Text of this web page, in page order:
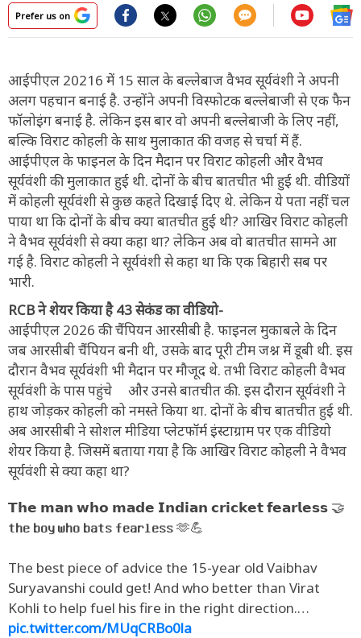
Prefer us on
आईपीएल 20216 में 15 साल के बल्लेबाज वैभव सूर्यवंशी ने अपनी
अलग पहचान बनाई है. उन्होंने अपनी विस्फोटक बल्लेबाजी से एक फैन
फॉलोइंग बनाई है. लेकिन इस बार वो अपनी बल्लेबाजी के लिए नहीं,
बल्कि विराट कोहली के साथ मुलाकात की वजह से चर्चा में हैं.
आईपीएल के फाइनल के दिन मैदान पर विराट कोहली और वैभव
सूर्यवंशी की मुलाकात हुई थी. दोनों के बीच बातचीत भी हुई थी. वीडियों
में कोहली सूर्यवंशी से कुछ कहते दिखाई दिए थे. लेकिन ये पता नहीं चल
पाया था कि दोनों के बीच क्या बातचीत हुई थी? आखिर विराट कोहली
ने वैभव सूर्यवंशी से क्या कहा था? लेकिन अब वो बातचीत सामने आ
गई है. विराट कोहली ने सूर्यवंशी से कहा था कि एक बिहारी सब पर
भारी.
RCB ने शेयर किया है 43 सेकंड का वीडियो-
आईपीएल 2026 की चैंपियन आरसीबी है. फाइनल मुकाबले के दिन
जब आरसीबी चैंपियन बनी थी, उसके बाद पूरी टीम जश्न में डूबी थी. इस
दौरान वैभव सूर्यवंशी भी मैदान पर मौजूद थे. तभी विराट कोहली वैभव
सूर्यवंशी के पास पहुंचे और उनसे बातचीत की. इस दौरान सूर्यवंशी ने
हाथ जोड़कर कोहली को नमस्ते किया था. दोनों के बीच बातचीत हुई थी.
अब आरसीबी ने सोशल मीडिया प्लेटफॉर्म इंस्टाग्राम पर एक वीडियो
शेयर किया है. जिसमें बताया गया है कि आखिर विराट कोहली ने वैभव
सूर्यवंशी से क्या कहा था?
𝗧𝗵𝗲 𝗺𝗮𝗻 𝘄𝗵𝗼 𝗺𝗮𝗱𝗲 𝗜𝗻𝗱𝗶𝗮𝗻 𝗰𝗿𝗶𝗰𝗸𝗲𝘁 𝗳𝗲𝗮𝗿𝗹𝗲𝘀𝘀 🤝
𝘁𝗵𝗲 𝗯𝗼𝘆 𝘄𝗵𝗼 𝗯𝗮𝘁𝘀 𝗳𝗲𝗮𝗿𝗹𝗲𝘀𝘀 🫶💪
The best piece of advice the 15-year old Vaibhav
Suryavanshi could get! And who better than Virat
Kohli to help fuel his fire in the right direction.…
pic.twitter.com/MUqCRBo0la